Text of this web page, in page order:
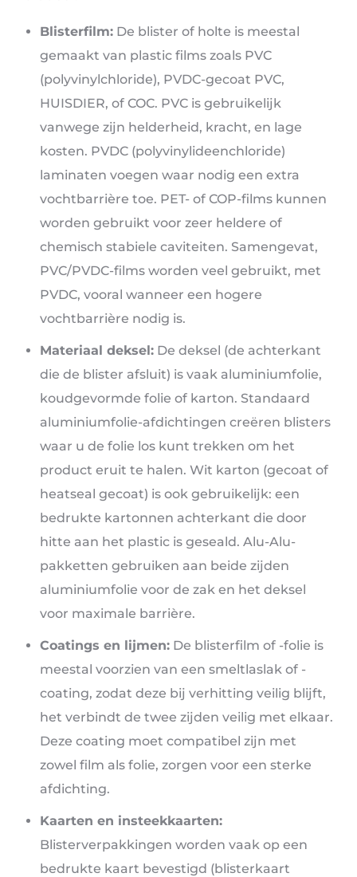
Blisterfilm: De blister of holte is meestal
gemaakt van plastic films zoals PVC
(polyvinylchloride), PVDC-gecoat PVC,
HUISDIER, of COC. PVC is gebruikelijk
vanwege zijn helderheid, kracht, en lage
kosten. PVDC (polyvinylideenchloride)
laminaten voegen waar nodig een extra
vochtbarrière toe. PET- of COP-films kunnen
worden gebruikt voor zeer heldere of
chemisch stabiele caviteiten. Samengevat,
PVC/PVDC-films worden veel gebruikt, met
PVDC, vooral wanneer een hogere
vochtbarrière nodig is.
Materiaal deksel: De deksel (de achterkant
die de blister afsluit) is vaak aluminiumfolie,
koudgevormde folie of karton. Standaard
aluminiumfolie-afdichtingen creëren blisters
waar u de folie los kunt trekken om het
product eruit te halen. Wit karton (gecoat of
heatseal gecoat) is ook gebruikelijk: een
bedrukte kartonnen achterkant die door
hitte aan het plastic is geseald. Alu-Alu-
pakketten gebruiken aan beide zijden
aluminiumfolie voor de zak en het deksel
voor maximale barrière.
Coatings en lijmen: De blisterfilm of -folie is
meestal voorzien van een smeltlaslak of -
coating, zodat deze bij verhitting veilig blijft,
het verbindt de twee zijden veilig met elkaar.
Deze coating moet compatibel zijn met
zowel film als folie, zorgen voor een sterke
afdichting.
Kaarten en insteekkaarten:
Blisterverpakkingen worden vaak op een
bedrukte kaart bevestigd (blisterkaart